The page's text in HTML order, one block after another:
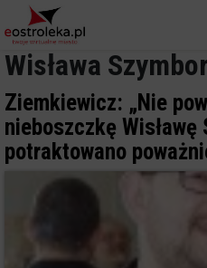
Wisława
Ziemkiewicz: „Nie
nieboszczkę Wisławę
potraktowano